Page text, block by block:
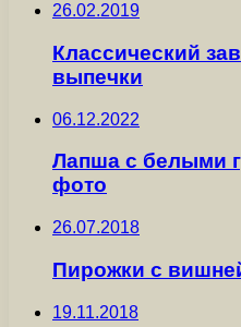
26.02.2019
Классический
выпечки
06.12.2022
Лапша с белыми
фото
26.07.2018
Пирожки с
19.11.2018